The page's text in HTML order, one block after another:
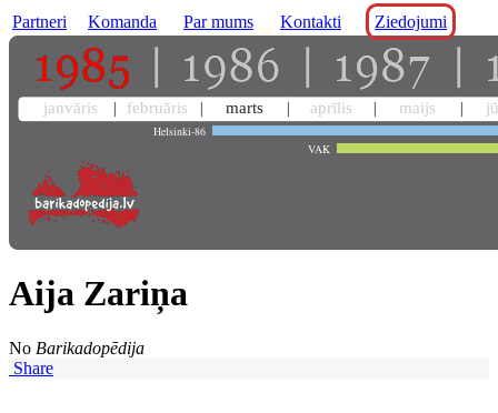
Partneri Komanda Par mums Kontakti Ziedojumi
janvāris februāris marts aprīlis maijs
Helsinki-86
VAK
Aija Zariņa
No Barikadopēdija
Share